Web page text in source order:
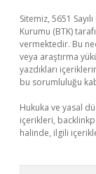
Sitemiz, 5651
Kurumu (BTK)
vermektedir. Bu
veya araştırma
yazdıkları
bu sorumluluğu
Hukuka ve yasal
içerikleri,
halinde, ilgili